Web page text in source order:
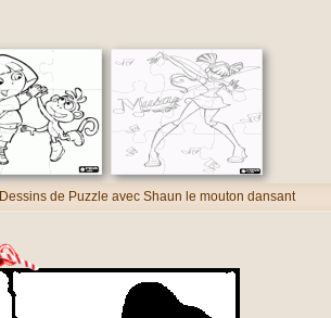
Dessins de Puzzle avec Shaun le mouton dansant